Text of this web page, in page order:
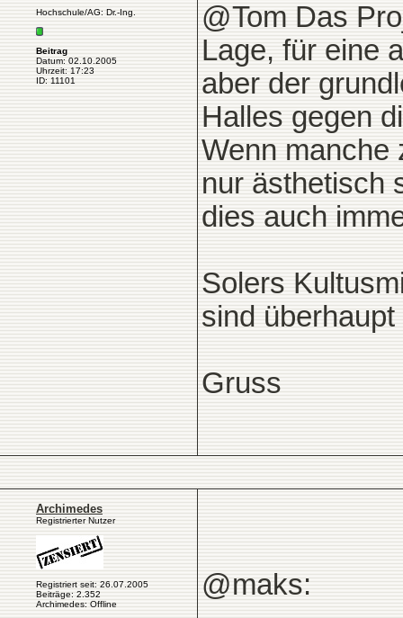
Hochschule/AG: Dr.-Ing.
Beitrag
Datum: 02.10.2005
Uhrzeit: 17:23
ID: 11101
@Tom Das
Lage, für eine
aber der
Halles gegen
Wenn manche
nur ästhetisch
dies auch
Solers
sind
Gruss
Archimedes
Registrierter Nutzer
Registriert seit: 26.07.2005
Beiträge: 2.352
Archimedes: Offline
@maks: